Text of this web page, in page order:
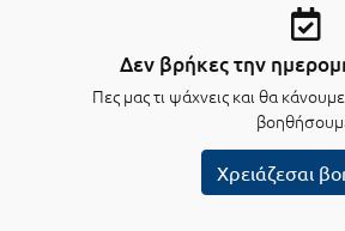
Δεν βρήκες την
Πες μας τι ψάχνεις και θα
Χρειάζεσαι